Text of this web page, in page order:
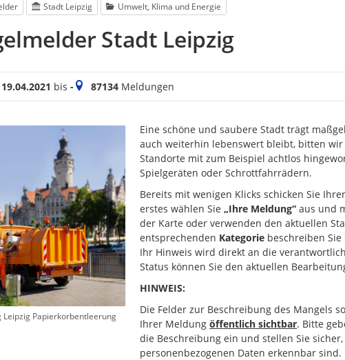
Stadt Leipzig Umwelt, Klima und Energie
Stadt Leipzig
19.04.2021 bis -Meldungen
87134Meldungen
Leipzig Papierkorbentleerung
Eine schöne und saubere Stadt trägt
auch weiterhin lebenswert bleibt, bitten
Standorte mit zum Beispiel achtlos
Spielgeräten oder Schrottfahrrädern.
Bereits mit wenigen Klicks schicken Sie
erstes wählen Sie„Ihre Meldung“ aus und
der Karte oder verwenden den aktuellen
entsprechenden Kategorie beschreiben
Ihr Hinweis wird direkt an die
Status können Sie den aktuellen
HINWEIS:
Die Felder zur Beschreibung des Mangels
Ihrer Meldungöffentlich sichtbar. Bitte
die Beschreibung ein und stellen Sie
personenbezogenen Daten erkennbar sind.